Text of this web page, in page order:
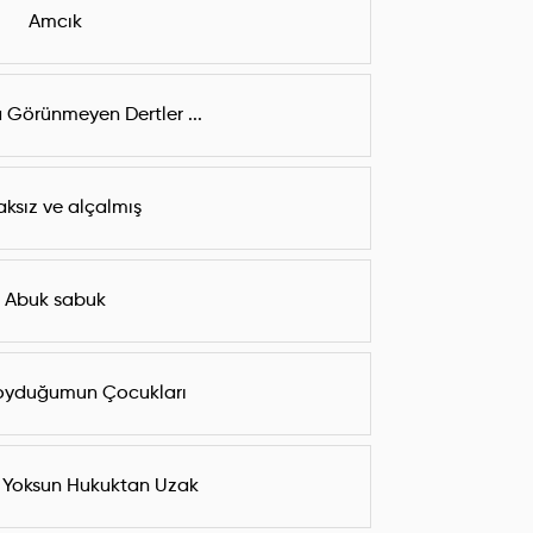
Amcık
Görünmeyen Dertler ...
ve alçalmış
Abuk sabuk
Çocukları
Hukuktan Uzak